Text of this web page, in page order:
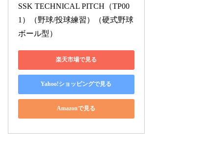
SSK TECHNICAL PITCH（TP00
1）（野球/投球練習）（硬式野球
ボール型）
楽天市場で見る
Yahoo!ショッピングで見る
Amazonで見る